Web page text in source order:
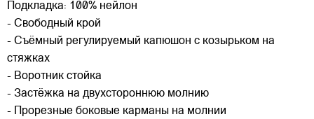
Подкладка: 100% нейлон
- Свободный крой
- Съёмный регулируемый капюшон с козырьком на
стяжках
- Воротник стойка
- Застёжка на двухстороннюю молнию
- Прорезные боковые карманы на молнии